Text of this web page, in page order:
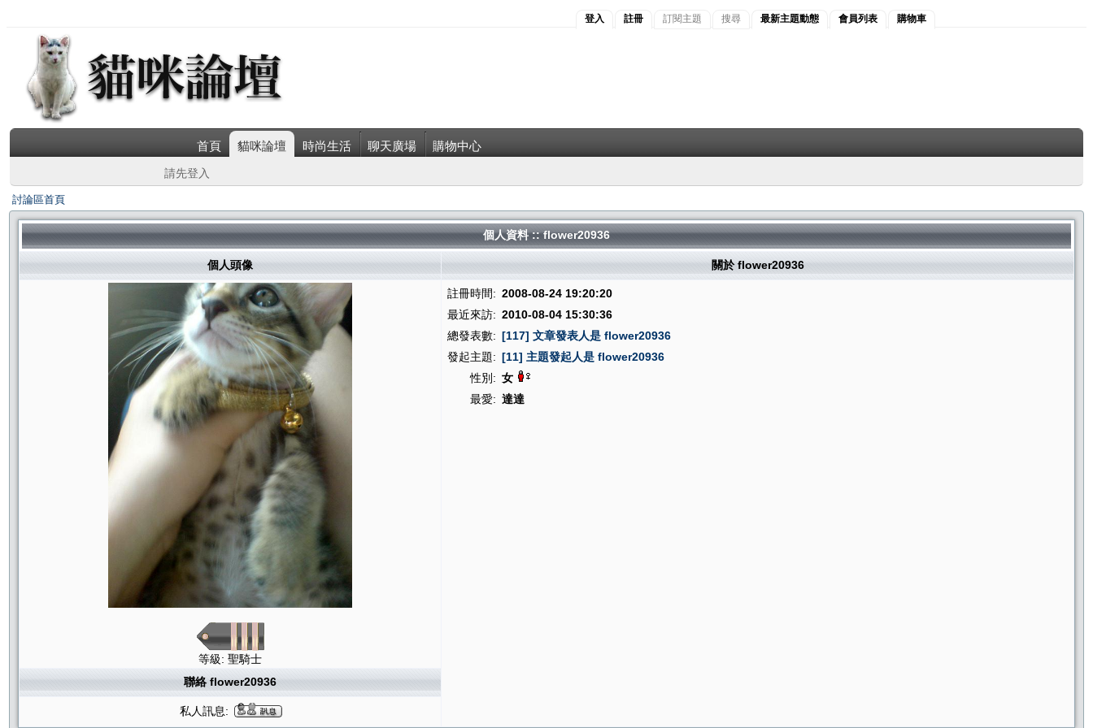
登入 註冊 訂閱主題 搜尋 最新主題動態 會員列表 購物車
首頁 貓咪論壇 時尚生活 聊天廣場 購物中心
請先登入
討論區首頁
個人資料 :: flower20936
個人頭像 關於 flower20936
等級: 聖騎士
註冊時間: 2008-08-24 19:20:20
最近來訪: 2010-08-04 15:30:36
總發表數: [117] 文章發表人是 flower20936
發起主題: [11] 主題發起人是 flower20936
性別: 女
最愛: 達達
聯絡 flower20936
私人訊息: